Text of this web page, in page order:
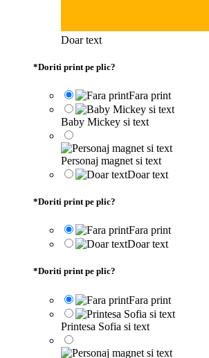
Doar text
*Doriti print pe plic?
Fara print
Baby Mickey si text
Personaj magnet si text
Doar text
*Doriti print pe plic?
Fara print
Doar text
*Doriti print pe plic?
Fara print
Printesa Sofia si text